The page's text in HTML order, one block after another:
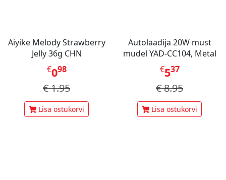
Aiyike Melody Strawberry
Jelly 36g CHN
€098
€1.95
Lisa ostukorvi
Autolaadija 20W must
mudel YAD-CC104, Metal
€537
€8.95
Lisa ostukorvi